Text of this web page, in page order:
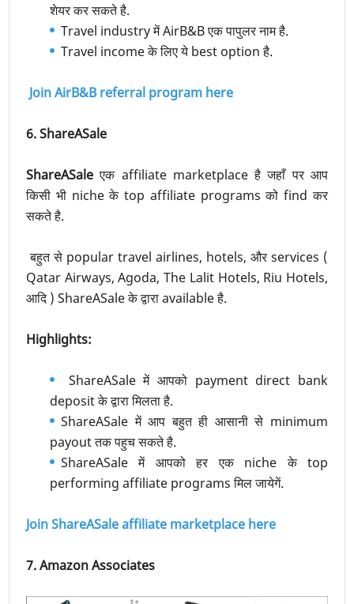
शेयर कर सकते है.
Travel industry में AirB&B एक पापुलर नाम है.
Travel income के लिए ये best option है.
Join AirB&B referral program here
6. ShareASale
ShareASale एक affiliate marketplace है जहाँ पर आप
किसी भी niche के top affiliate programs को find कर
सकते है.
बहुत से popular travel airlines, hotels, और services (
Qatar Airways, Agoda, The Lalit Hotels, Riu Hotels,
आदि ) ShareASale के द्वारा available है.
Highlights:
ShareASale में आपको payment direct bank
deposit के द्वारा मिलता है.
ShareASale में आप बहुत ही आसानी से minimum
payout तक पहुच सकते है.
ShareASale में आपको हर एक niche के top
performing affiliate programs मिल जायेगें.
Join ShareASale affiliate marketplace here
7. Amazon Associates